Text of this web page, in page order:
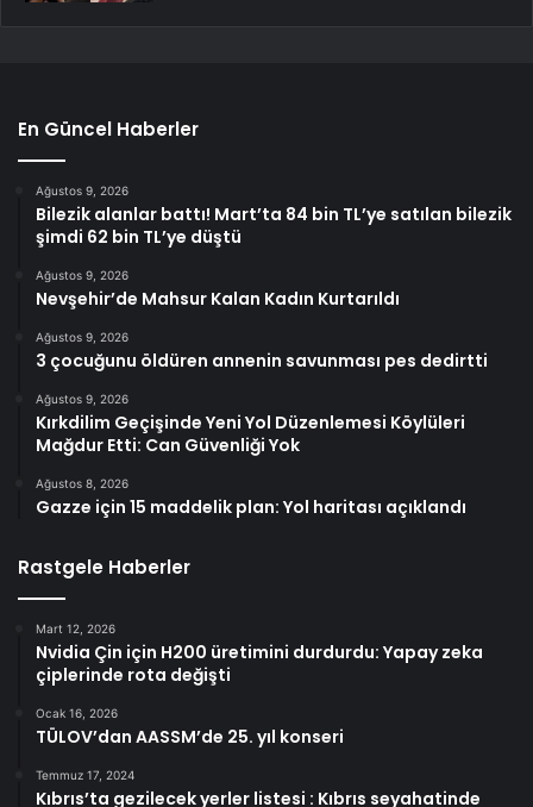
En Güncel Haberler
Ağustos 9, 2026
Bilezik alanlar battı! Mart’ta 84 bin TL’ye satılan bilezik
şimdi 62 bin TL’ye düştü
Ağustos 9, 2026
Nevşehir’de Mahsur Kalan Kadın Kurtarıldı
Ağustos 9, 2026
3 çocuğunu öldüren annenin savunması pes dedirtti
Ağustos 9, 2026
Kırkdilim Geçişinde Yeni Yol Düzenlemesi Köylüleri
Mağdur Etti: Can Güvenliği Yok
Ağustos 8, 2026
Gazze için 15 maddelik plan: Yol haritası açıklandı
Rastgele Haberler
Mart 12, 2026
Nvidia Çin için H200 üretimini durdurdu: Yapay zeka
çiplerinde rota değişti
Ocak 16, 2026
TÜLOV’dan AASSM’de 25. yıl konseri
Temmuz 17, 2024
Kıbrıs’ta gezilecek yerler listesi : Kıbrıs seyahatinde